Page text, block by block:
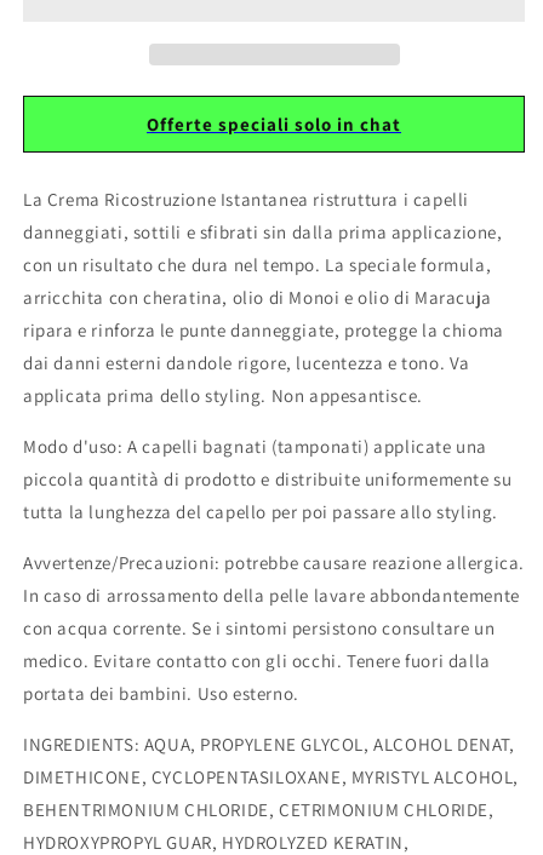
Offerte speciali solo in chat
La Crema Ricostruzione Istantanea ristruttura i capelli
danneggiati, sottili e sfibrati sin dalla prima applicazione,
con un risultato che dura nel tempo. La speciale formula,
arricchita con cheratina, olio di Monoi e olio di Maracuja
ripara e rinforza le punte danneggiate, protegge la chioma
dai danni esterni dandole rigore, lucentezza e tono. Va
applicata prima dello styling. Non appesantisce.
Modo d'uso: A capelli bagnati (tamponati) applicate una
piccola quantità di prodotto e distribuite uniformemente su
tutta la lunghezzadel capello per poi passare allo styling.
Avvertenze/Precauzioni: potrebbe causare reazione allergica.
In caso di arrossamento della pelle lavare abbondantemente
con acqua corrente. Se i sintomi persistono consultare un
medico. Evitare contatto con gli occhi. Tenere fuori dalla
portata dei bambini. Uso esterno.
INGREDIENTS: AQUA, PROPYLENE GLYCOL, ALCOHOL DENAT,
DIMETHICONE, CYCLOPENTASILOXANE, MYRISTYL ALCOHOL,
BEHENTRIMONIUM CHLORIDE, CETRIMONIUM CHLORIDE,
HYDROXYPROPYL GUAR, HYDROLYZED KERATIN,